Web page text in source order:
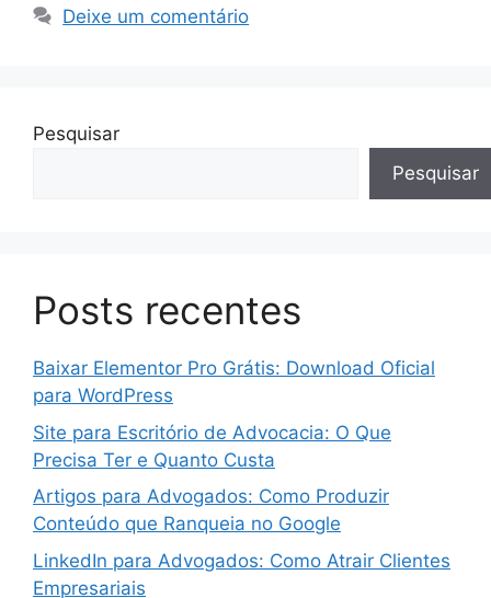
Deixe um comentário
Pesquisar
Pesquisar
Posts recentes
Baixar Elementor Pro Grátis: Download Oficial
para WordPress
Site para Escritório de Advocacia: O Que
Precisa Ter e Quanto Custa
Artigos para Advogados: Como Produzir
Conteúdo que Ranqueia no Google
LinkedIn para Advogados: Como Atrair Clientes
Empresariais